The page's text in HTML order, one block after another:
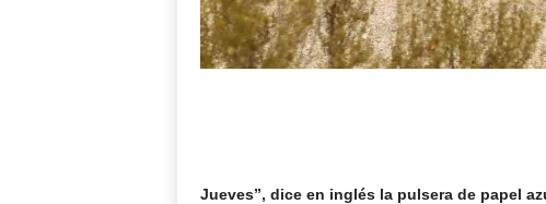
Jueves”, dice en inglés la pulsera de papel